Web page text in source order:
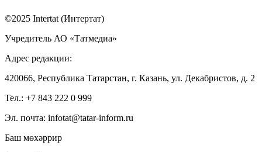
©2025 Intertat (Интертат)
Учредитель АО «Татмедиа»
Адрес редакции:
420066, Республика Татарстан, г. Казань, ул. Декабристов, д. 2
Тел.: +7 843 222 0 999
Эл. почта: infotat@tatar-inform.ru
Баш мөхәррир